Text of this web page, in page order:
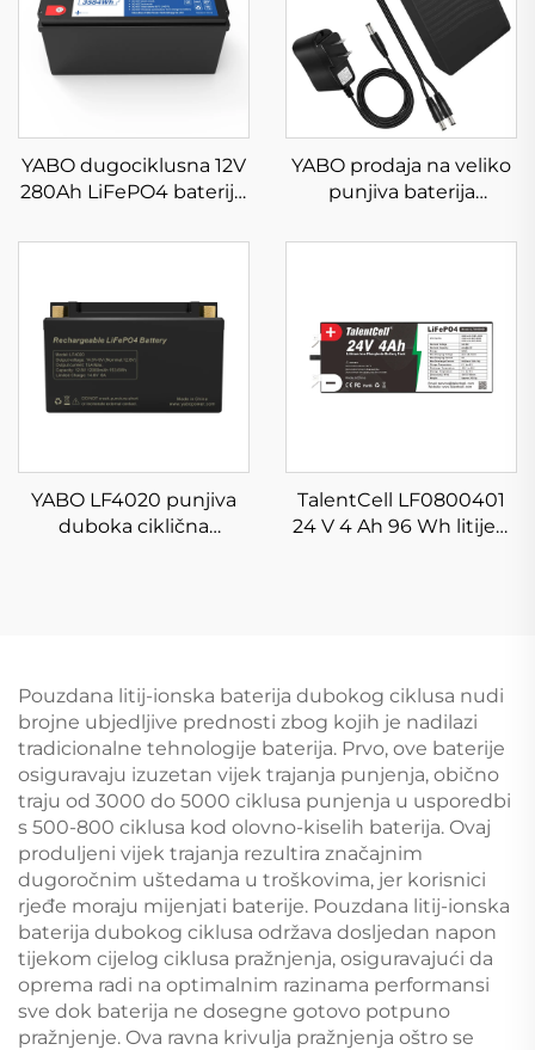
YABO dugociklusna 12V
280Ah LiFePO4 baterija,
dubokociklusna baterija
kolica i solarnu energiju
YABO prodaja na veliko
punjiva baterija
mAh litij-ionska baterija
litij powerbank za LED
svjetlo
YABO LF4020 punjiva
duboka ciklična
TalentCell LF0800401
24 V 4 Ah 96 Wh litijevi
Pouzdana litij-ionska baterija dubokog ciklusa nudi
brojne ubjedljive prednosti zbog kojih je nadilazi
tradicionalne tehnologije baterija. Prvo, ove baterije
osiguravaju izuzetan vijek trajanja punjenja, obično
traju od 3000 do 5000 ciklusa punjenja u usporedbi
s 500-800 ciklusa kod olovno-kiselih baterija. Ovaj
produljeni vijek trajanja rezultira značajnim
dugoročnim uštedama u troškovima, jer korisnici
rjeđe moraju mijenjati baterije. Pouzdana litij-ionska
baterija dubokog ciklusa održava dosljedan napon
tijekom cijelog ciklusa pražnjenja, osiguravajući da
oprema radi na optimalnim razinama performansi
sve dok baterija ne dosegne gotovo potpuno
pražnjenje. Ova ravna krivulja pražnjenja oštro se